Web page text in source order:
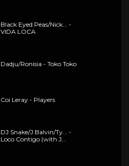
Black Eyed Peas/Nick... -
VIDA LOCA
Dadju/Ronisia - Toko Toko
Coi Leray - Players
DJ Snake/J Balvin/Ty... -
Loco Contigo (with J...